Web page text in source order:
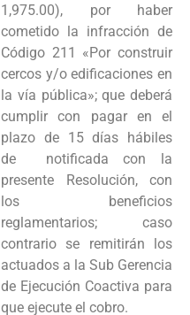
1,975.00), por haber
cometido la infracción de
Código 211 «Por construir
cercos y/o edificaciones en
la vía pública»; que deberá
cumplir con pagar en el
plazo de 15 días hábiles
de notificada con la
presente Resolución, con
los beneficios
reglamentarios; caso
contrario se remitirán los
actuados a la Sub Gerencia
de Ejecución Coactiva para
que ejecute el cobro.